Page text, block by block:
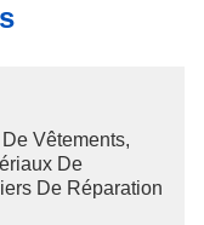
Vêtements,
De
De Réparation